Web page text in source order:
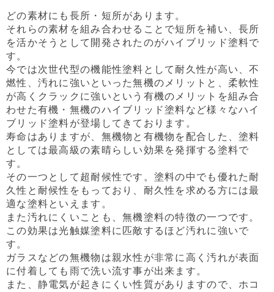
どの素材にも長所・短所があります。
それらの素材を組み合わせることで短所を補い、長所
を活かそうとして開発されたのがハイブリッド塗料で
す。
今では次世代型の機能性塗料として耐久性が高い、不
燃性、汚れに強いといった無機のメリットと、柔軟性
が高くクラックに強いという有機のメリットを組み合
わせた有機・無機のハイブリッド塗料など様々なハイ
ブリッド塗料が登場してきております。
寿命はありますが、無機物と有機物を配合した、塗料
としては最高級の素晴らしい効果を発揮する塗料で
す。
その一つとして超耐候性です。塗料の中でも優れた耐
久性と耐候性をもっており、耐久性を求める方には最
適な塗料といえます。
また汚れにくいことも、無機塗料の特徴の一つです。
この効果は光触媒塗料に匹敵するほど汚れに強いで
す。
ガラスなどの無機物は親水性が非常に高く汚れが表面
に付着しても雨で洗い流す事が出来ます。
また、静電気が起きにくい性質がありますので、ホコ